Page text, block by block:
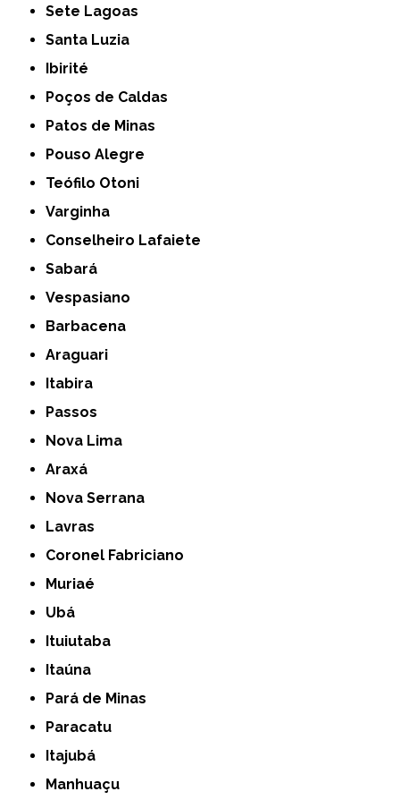
Sete Lagoas
Santa Luzia
Ibirité
Poços de Caldas
Patos de Minas
Pouso Alegre
Teófilo Otoni
Varginha
Conselheiro Lafaiete
Sabará
Vespasiano
Barbacena
Araguari
Itabira
Passos
Nova Lima
Araxá
Nova Serrana
Lavras
Coronel Fabriciano
Muriaé
Ubá
Ituiutaba
Itaúna
Pará de Minas
Paracatu
Itajubá
Manhuaçu